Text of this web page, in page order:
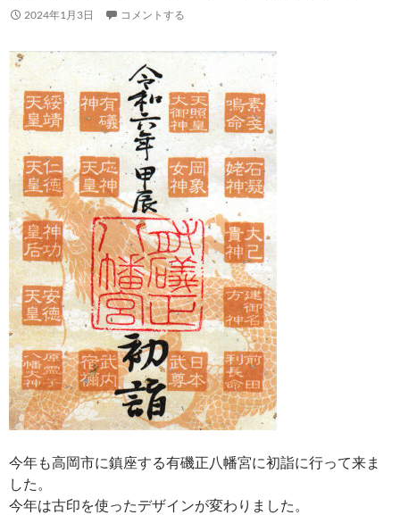
2024年1月3日 コメントする
今年も高岡市に鎮座する有磯正八幡宮に初詣に行って来ま
した。
今年は古印を使ったデザインが変わりました。